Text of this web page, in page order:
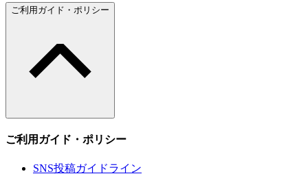
ご利用ガイド・ポリシー
ご利用ガイド・ポリシー
SNS投稿ガイドライン